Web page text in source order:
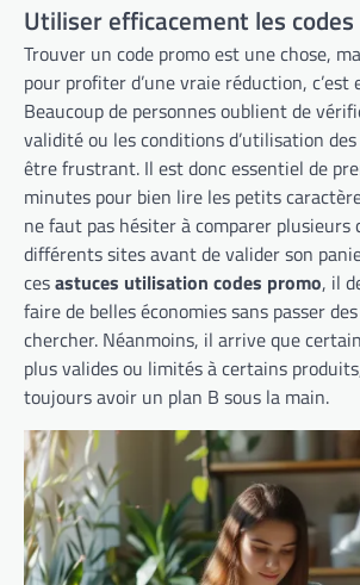
Utiliser efficacement les
Trouver un code promo est une chose,
pour profiter d’une vraie réduction, c’est
Beaucoup de personnes oublient de
validité ou les conditions d’utilisation
être frustrant. Il est donc essentiel de
minutes pour bien lire les petits
ne faut pas hésiter à comparer plusieurs
différents sites avant de valider son
cesastuces utilisation codes promo, il
faire de belles économies sans passer
chercher. Néanmoins, il arrive que
plus valides ou limités à certains
toujours avoir un plan B sous la main.